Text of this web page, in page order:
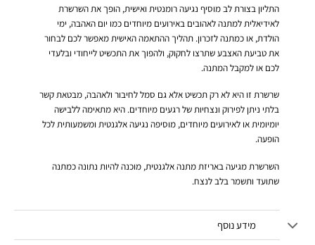
התליון בצורת לב מוסיף נגיעה רומנטית ואישית, הופך את השרשרת
לאידיאלית למתנה לאהובים באירועים מיוחדים כמו יום האהבה, ימי
הולדת, או כמתנה לזכרון. תהליך ההתאמה האישית מאפשר לכם לבחור
את טביעת האצבע שתרצו לחקוק, ולהפוך את התכשיט לייחודי ובלעדי
לכם או למקבל המתנה.
שרשרת זו היא לא רק תכשיט אלא גם סמל לחיבור ולאהבה, מבטאת קשר
בלתי ניתן לפירוק ונצחיות של רגעים מיוחדים. היא מתאימה ללבישה
יומיומית או לאירועים מיוחדים, מוסיפה נגיעה אלגנטית ומשמעותית לכל
הופעה.
השרשרת מגיעה באריזת מתנה אלגנטית, מוכנה להיות נתונה כמתנה
שתועד ותשמר בלב לנצח.
מידע נוסף